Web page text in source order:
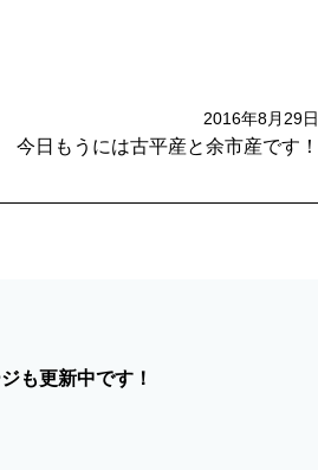
2016年8月29日
今日もうには古平産と余市産です！
も更新中です！